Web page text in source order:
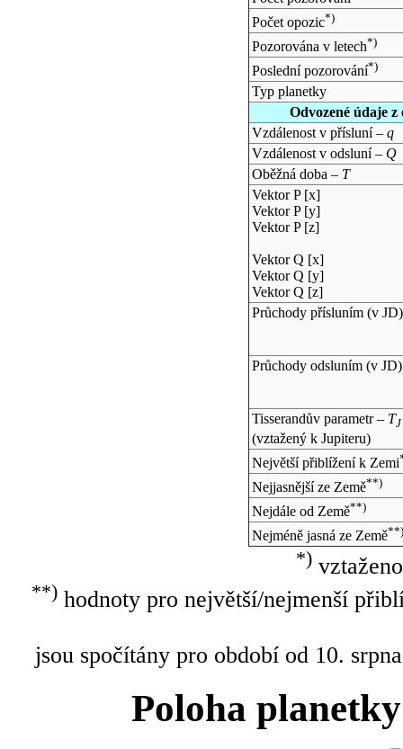
Počet opozic*)
Pozorována v letech*)
Poslední pozorování*)
Typ planetky
Odvozené údaje
Vzdálenost v přísluní – q
Vzdálenost v odsluní – Q
Oběžná doba – T
Vektor P [x]
Vektor P [y]
Vektor P [z]
Vektor Q [x]
Vektor Q [y]
Vektor Q [z]
Průchody přísluním (v JD)
Průchody odsluním (v JD)
Tisserandův parametr – TJ
(vztažený k Jupiteru)
Největší přiblížení k Zemi
Nejjasnější ze Země**)
Nejdále od Země**)
Nejméně jasná ze Země**)
*)
**)hodnoty pro největší/nejmenší
jsou spočítány pro období od 10.
Poloha